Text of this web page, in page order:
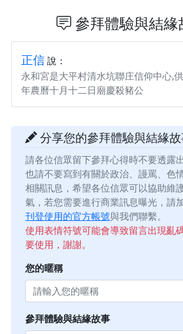
參拜體驗與結緣
正信說：
永和宮是大平村清水坑聯庄信仰中心,
年農曆十月十二日廟慶殺豬公
分享您的參拜體驗與結緣
請各位信眾留下參拜心得時不要透露
也請不要寫到有關於政治、謾罵、色
相關訊息，希望各位信眾可以協助維
氣，若您需要進行商業訊息曝光，請
刊登使用的官方帳號與我們聯繫。
使用表情符號可能會導致留言出現亂
要使用，謝謝。
您的暱稱
參拜體驗與結緣故事